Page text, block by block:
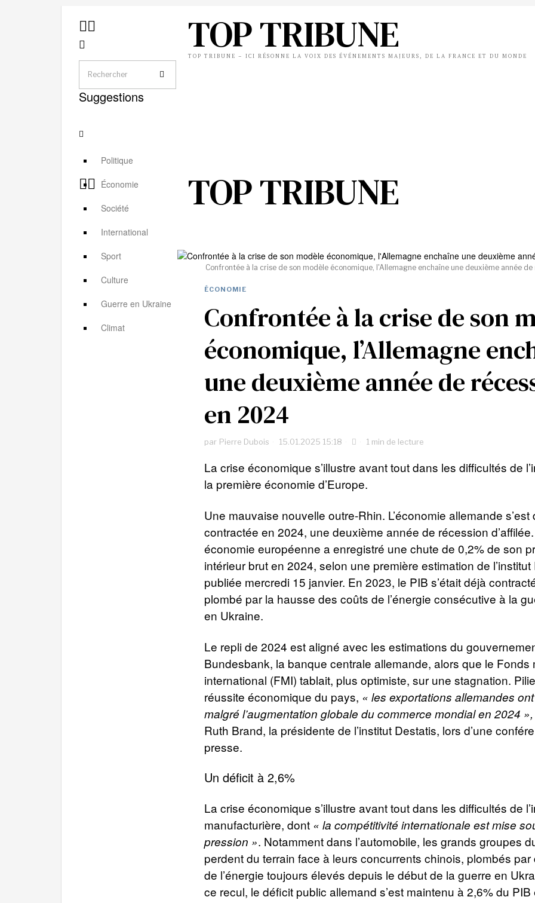
Suggestions
TOP TRIBUNE
TOP TRIBUNE – ICI RÉSONNE LA VOIX DES ÉVÉNEMENTS MAJEURS, DE LA FRANCE ET DU MONDE
Politique
Économie
Société
International
Sport
Culture
Guerre en Ukraine
Climat
TOP TRIBUNE
Confrontée à la crise de son modèle économique, l'Allemagne enchaîne une deuxième année
ÉCONOMIE
Confrontée à la crise de son
économique, l’Allemagne
une deuxième année de
en 2024
par Pierre Dubois 15.01.2025 15:18 1 min de lecture
La crise économique s’illustre avant tout dans les difficultés de
la première économie d’Europe.
Une mauvaise nouvelle outre-Rhin. L’économie allemande
contractée en 2024, une deuxième année de récession
économie européenne a enregistré une chute de 0,2% de son
intérieur brut en 2024, selon une première estimation de
publiée mercredi 15 janvier. En 2023, le PIB s’était déjà
plombé par la hausse des coûts de l’énergie consécutive à la
en Ukraine.
Le repli de 2024 est aligné avec les estimations du
Bundesbank, la banque centrale allemande, alors que le Fonds
international (FMI) tablait, plus optimiste, sur une stagnation.
réussite économique du pays, « les exportations allemandes
malgré l’augmentation globale du commerce mondial en 2024 »,
Ruth Brand, la présidente de l’institut Destatis, lors d’une
presse.
Un déficit à 2,6%
La crise économique s’illustre avant tout dans les difficultés de
manufacturière, dont « la compétitivité internationale est mise
pression ». Notamment dans l’automobile, les grands groupes
perdent du terrain face à leurs concurrents chinois, plombés
de l’énergie toujours élevés depuis le début de la guerre en
ce recul, le déficit public allemand s’est maintenu à 2,6% du